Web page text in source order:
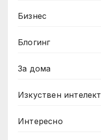
Бизнес
Блогинг
За дома
Изкуствен интелект
Интересно